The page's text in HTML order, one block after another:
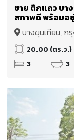
ขาย ตึกแถว บา
สภาพดี พร้อมอ
บางขุนเทียน, ก
20.00 (ตร.ว.)
3
3